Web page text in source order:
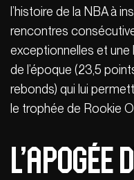
l’histoire de la NBA à
rencontres
exceptionnelles et une
de l’époque (23,5
rebonds) qui lui
le trophée de Rookie
L’apogée